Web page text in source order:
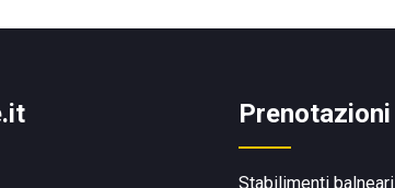
Prenotazioni
Stabilimenti balneari